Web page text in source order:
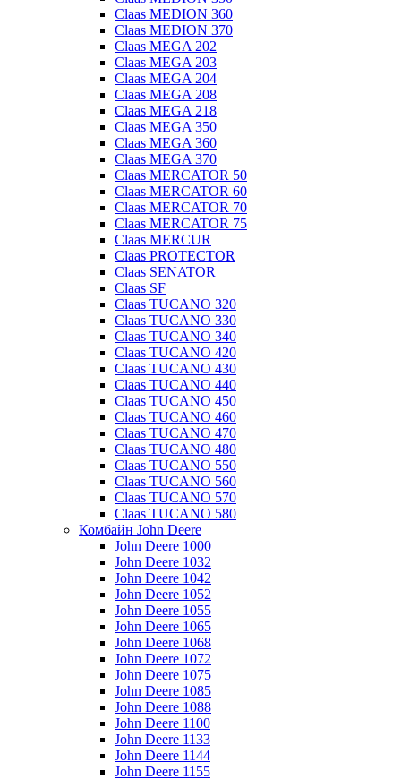
Claas MEDION 360
Claas MEDION 370
Claas MEGA 202
Claas MEGA 203
Claas MEGA 204
Claas MEGA 208
Claas MEGA 218
Claas MEGA 350
Claas MEGA 360
Claas MEGA 370
Claas MERCATOR 50
Claas MERCATOR 60
Claas MERCATOR 70
Claas MERCATOR 75
Claas MERCUR
Claas PROTECTOR
Claas SENATOR
Claas SF
Claas TUCANO 320
Claas TUCANO 330
Claas TUCANO 340
Claas TUCANO 420
Claas TUCANO 430
Claas TUCANO 440
Claas TUCANO 450
Claas TUCANO 460
Claas TUCANO 470
Claas TUCANO 480
Claas TUCANO 550
Claas TUCANO 560
Claas TUCANO 570
Claas TUCANO 580
Комбайн John Deere
John Deere 1000
John Deere 1032
John Deere 1042
John Deere 1052
John Deere 1055
John Deere 1065
John Deere 1068
John Deere 1072
John Deere 1075
John Deere 1085
John Deere 1088
John Deere 1100
John Deere 1133
John Deere 1144
John Deere 1155